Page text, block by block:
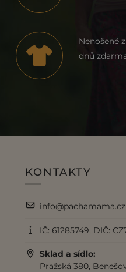
Nenošené
dnů
KONTAKTY
info@pachamama.cz
IČ: 61285749, DIČ:
Sklad a sídlo:
Pražská 380,